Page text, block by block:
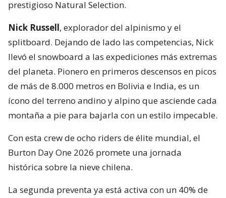
prestigioso Natural Selection.
Nick Russell, explorador del alpinismo y el
splitboard. Dejando de lado las competencias, Nick
llevó el snowboard a las expediciones más extremas
del planeta. Pionero en primeros descensos en picos
de más de 8.000 metros en Bolivia e India, es un
ícono del terreno andino y alpino que asciende cada
montaña a pie para bajarla con un estilo impecable.
Con esta crew de ocho riders de élite mundial, el
Burton Day One 2026 promete una jornada
histórica sobre la nieve chilena.
La segunda preventa ya está activa con un 40% de